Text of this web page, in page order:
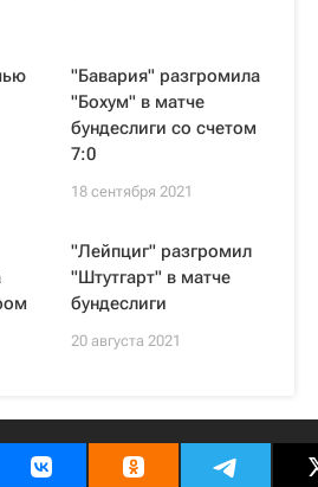
"Бавария" разгромила
"Бохум" в матче
бундеслиги со счетом
7:0
18 сентября 2021
"Лейпциг" разгромил
"Штутгарт" в матче
бундеслиги
20 августа 2021